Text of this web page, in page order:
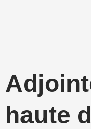
haute